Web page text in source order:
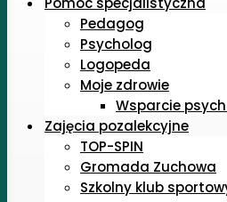
Pedagog
Psycholog
Logopeda
Moje zdrowie
Wsparcie
Zajęcia pozalekcyjne
TOP-SPIN
Gromada Zuchowa
Szkolny klub